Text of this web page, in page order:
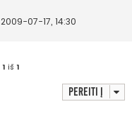
2009-07-17, 14:30
1 iš 1
Pereiti į